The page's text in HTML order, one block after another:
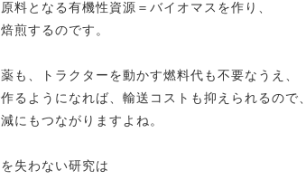
料となる有機性資源＝バイオマスを作り、
煎するのです。
も、トラクターを動かす燃料代も不要なうえ、
るようになれば、輸送コストも抑えられるので、
にもつながりますよね。
失わない研究は